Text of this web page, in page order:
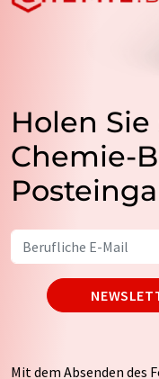
Holen
Chemie-
Mit dem Absenden des